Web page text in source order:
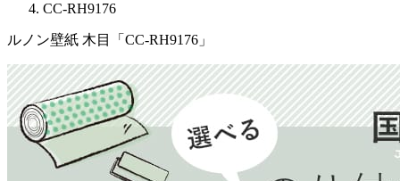
CC-RH9176
ルノン壁紙 木目「CC-RH9176」